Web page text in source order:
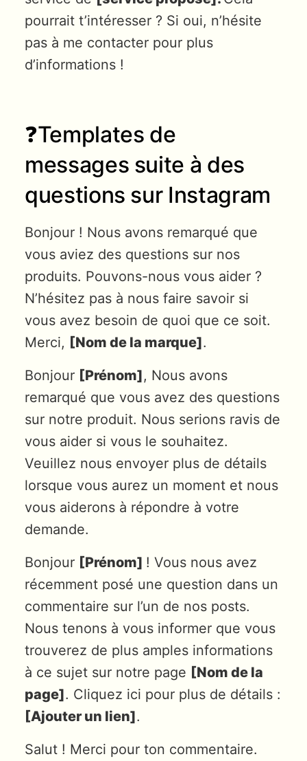
pourrait t’intéresser ? Si oui, n’hésite
pas à me contacter pour plus
d’informations !
❓Templates de
messages suite à des
questions sur Instagram
Bonjour ! Nous avons remarqué que
vous aviez des questions sur nos
produits. Pouvons-nous vous aider ?
N’hésitez pas à nous faire savoir si
vous avez besoin de quoi que ce soit.
Merci, [Nom de la marque].
Bonjour [Prénom], Nous avons
remarqué que vous avez des questions
sur notre produit. Nous serions ravis de
vous aider si vous le souhaitez.
Veuillez nous envoyer plus de détails
lorsque vous aurez un moment et nous
vous aiderons à répondre à votre
demande.
Bonjour [Prénom] ! Vous nous avez
récemment posé une question dans un
commentaire sur l’un de nos posts.
Nous tenons à vous informer que vous
trouverez de plus amples informations
à ce sujet sur notre page [Nom de la
page]. Cliquez ici pour plus de détails :
[Ajouter un lien].
Salut ! Merci pour ton commentaire.